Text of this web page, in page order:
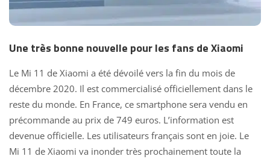
Une très bonne nouvelle pour les fans de Xiaomi
Le Mi 11 de Xiaomi a été dévoilé vers la fin du mois de
décembre 2020. Il est commercialisé officiellement dans le
reste du monde. En France, ce smartphone sera vendu en
précommande au prix de 749 euros. L’information est
devenue officielle. Les utilisateurs français sont en joie. Le
Mi 11 de Xiaomi va inonder très prochainement toute la